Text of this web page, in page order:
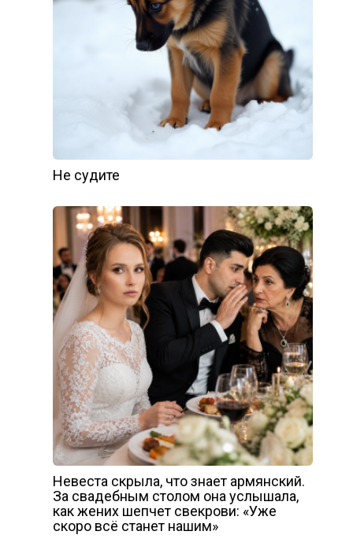
Не судите
Невеста скрыла, что знает армянский.
За свадебным столом она услышала,
как жених шепчет свекрови: «Уже
скоро всё станет нашим»